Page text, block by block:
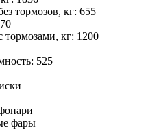
тормозов, кг: 655
кг: 1200
525
фары